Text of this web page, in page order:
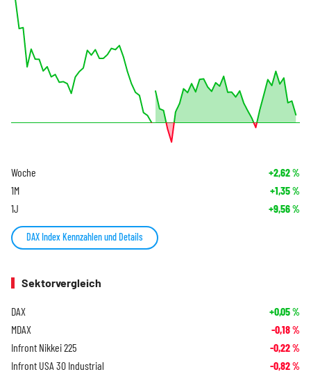
Woche +2,62%
1M +1,35%
1J +9,56%
DAX Index Kennzahlen und Details
Sektorvergleich
DAX +0,05%
MDAX -0,18%
Infront Nikkei 225 -0,22%
Infront USA 30 Industrial -0,82%